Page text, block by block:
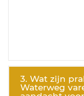
3. Wat zijn
Waterweg